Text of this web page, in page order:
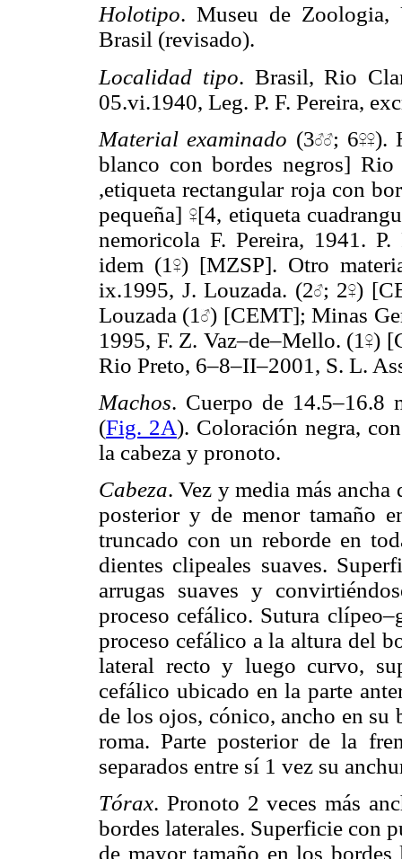
Holotipo. Museu de Zoologia,
Brasil (revisado).
Localidad tipo. Brasil, Rio
05.vi.1940, Leg. P. F. Pereira,
Material examinado (3 ; 6
).
blanco con bordes negros]
,etiqueta rectangular roja con
pequeña]
[4, etiqueta
nemoricola F. Pereira, 1941.
idem (1 ) [MZSP]. Otro
ix.1995, J. Louzada. (2 ; 2 )
Louzada (1 ) [CEMT]; Minas
1995, F. Z. Vaz–de–Mello. (1 )
Rio Preto, 6–8–II–2001, S. L.
Machos. Cuerpo de 14.5–16.8
(Fig. 2A). Coloración negra,
la cabeza y pronoto.
Cabeza. Vez y media más ancha
posterior y de menor tamaño
truncado con un reborde en
dientes clipeales suaves.
arrugas suaves y
proceso cefálico. Sutura
proceso cefálico a la altura del
lateral recto y luego curvo,
cefálico ubicado en la parte
de los ojos, cónico, ancho en su
roma. Parte posterior de la
separados entre sí 1 vez su
Tórax. Pronoto 2 veces más
bordes laterales. Superficie con
de mayor tamaño en los bordes